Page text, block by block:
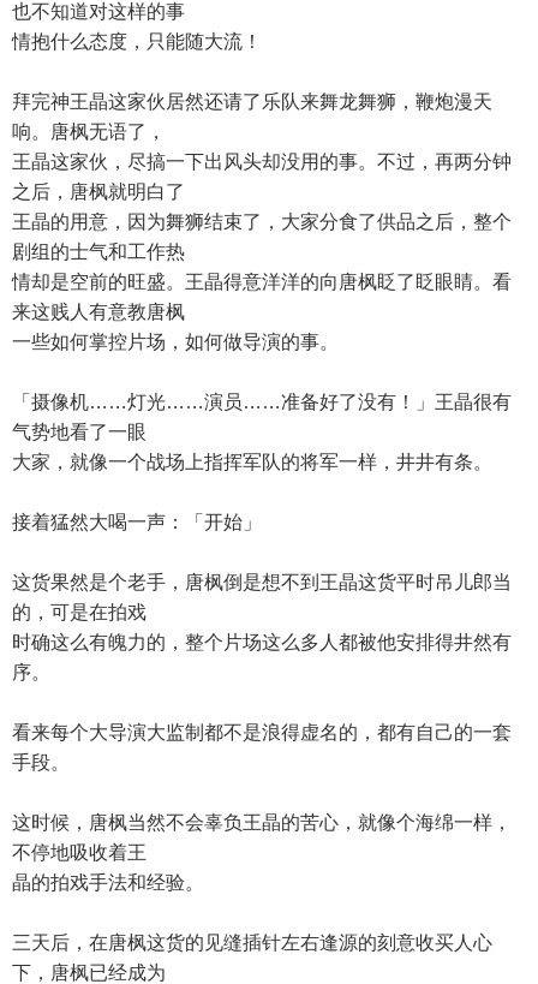
也不知道对这样的事
情抱什么态度，只能随大流！
拜完神王晶这家伙居然还请了乐队来舞龙舞狮，鞭炮漫天
响。唐枫无语了，
王晶这家伙，尽搞一下出风头却没用的事。不过，再两分钟
之后，唐枫就明白了
王晶的用意，因为舞狮结束了，大家分食了供品之后，整个
剧组的士气和工作热
情却是空前的旺盛。王晶得意洋洋的向唐枫眨了眨眼睛。看
来这贱人有意教唐枫
一些如何掌控片场，如何做导演的事。
「摄像机……灯光……演员……准备好了没有！」王晶很有
气势地看了一眼
大家，就像一个战场上指挥军队的将军一样，井井有条。
接着猛然大喝一声：「开始」
这货果然是个老手，唐枫倒是想不到王晶这货平时吊儿郎当
的，可是在拍戏
时确这么有魄力的，整个片场这么多人都被他安排得井然有
序。
看来每个大导演大监制都不是浪得虚名的，都有自己的一套
手段。
这时候，唐枫当然不会辜负王晶的苦心，就像个海绵一样，
不停地吸收着王
晶的拍戏手法和经验。
三天后，在唐枫这货的见缝插针左右逢源的刻意收买人心
下，唐枫已经成为